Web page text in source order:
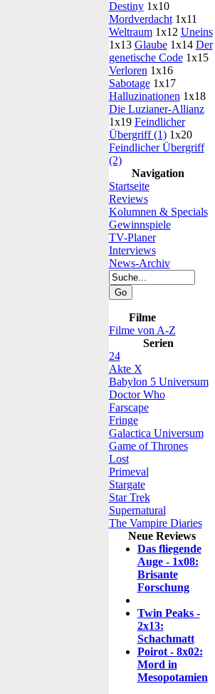
Destiny1x10
Mordverdacht1x11
Weltraum1x12 Uneins
1x13 Glaube1x14 Der
genetische Code1x15
Verloren 1x16
Sabotage1x17
Halluzinationen 1x18
Die Luzianer-Allianz
1x19 Feindlicher
Übergriff (1)1x20
Feindlicher Übergriff
(2)
Navigation
Startseite
Reviews
Kolumnen & Specials
Gewinnspiele
TV-Planer
Interviews
News-Archiv
Filme
Filme von A-Z
Serien
24
Akte X
Babylon 5 Universum
Doctor Who
Farscape
Fringe
Galactica Universum
Game of Thrones
Lost
Primeval
Stargate
Star Trek
Supernatural
The Vampire Diaries
Neue Reviews
Das fliegende
Auge - 1x08:
Brisante
Forschung
Twin Peaks -
2x13:
Schachmatt
Poirot - 8x02:
Mord in
Mesopotamien